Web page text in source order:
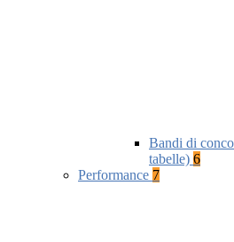
Bandi di
tabelle) 6
Performance 7